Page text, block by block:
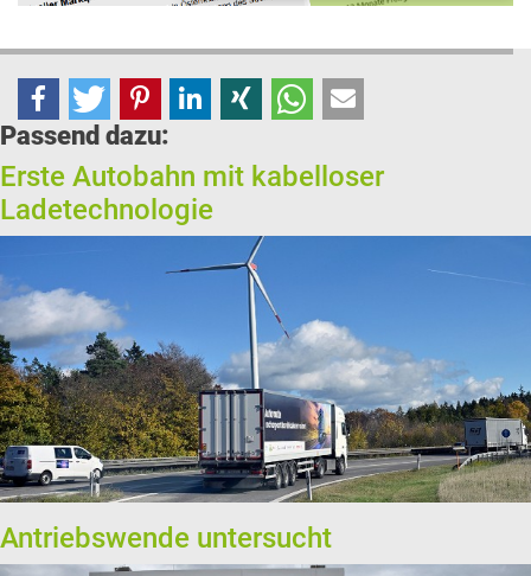
Passend dazu:
Erste Autobahn mit kabelloser
Ladetechnologie
Antriebswende untersucht